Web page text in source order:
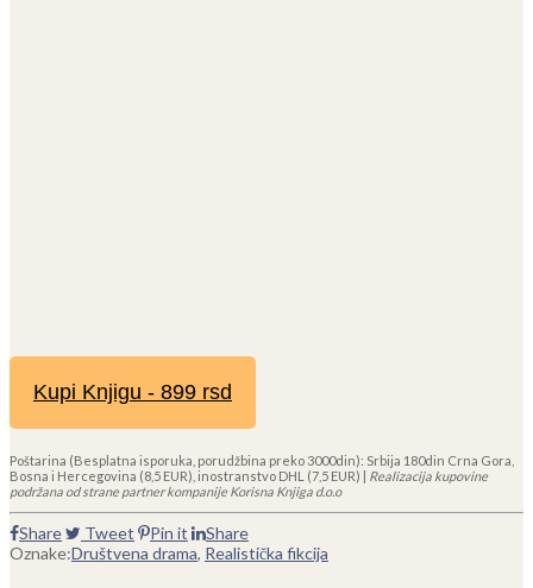
Kupi Knjigu - 899 rsd
Poštarina (Besplatna isporuka, porudžbina preko 3000din): Srbija 180din Crna Gora,
Bosna i Hercegovina (8,5 EUR), inostranstvo DHL (7,5 EUR) | Realizacija kupovine
podržana od strane partner kompanije Korisna Knjiga d.o.o
Share Tweet Pin it
Share
Oznake:Društvena drama, Realistička fikcija